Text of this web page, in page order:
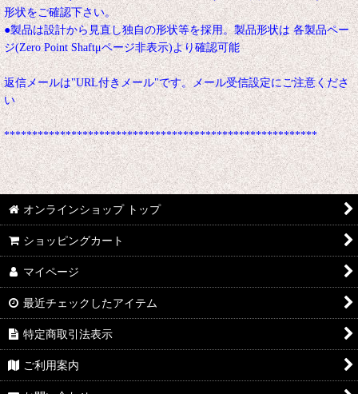
形状をご確認下さい。
●製品は設計から見直し独自の形状等を採用。製品形状は 各製品ペー
ジ(Zero Point Shaftμページ非表示)より確認可能
返信メールは"URL付きメール"です。メール受信設定にご注意くださ
い
********************************************************
オンラインショップ トップ
ショッピングカート
マイページ
最近チェックしたアイテム
特定商取引法表示
ご利用案内